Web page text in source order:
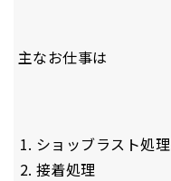
主なお仕事は
ショッブラスト処理
接着処理